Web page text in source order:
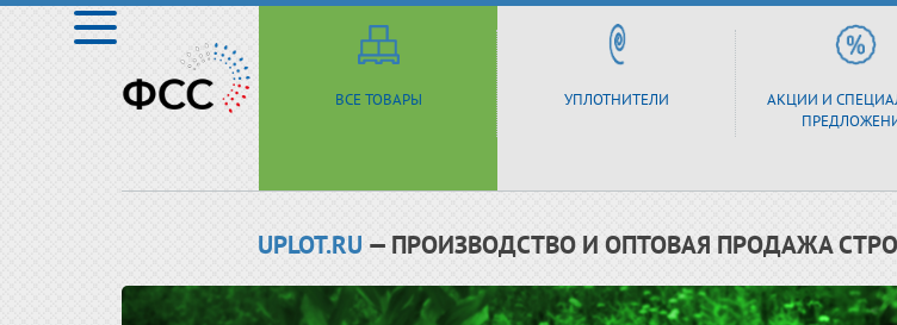
ВСЕ ТОВАРЫ УПЛОТНИТЕЛИ
АКЦИИ И
UPLOT.RU — ПРОИЗВОДСТВО И ОПТОВАЯ ПРОДАЖА